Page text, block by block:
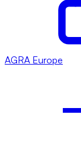
AGRA Europe